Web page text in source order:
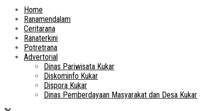
Home
Ranamendalam
Ceritarana
Ranaterkini
Potretrana
Advertorial
Dinas Pariwisata Kukar
Diskominfo Kukar
Dispora Kukar
Dinas Pemberdayaan Masyarakat dan Desa Kukar